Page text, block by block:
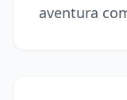
aventura